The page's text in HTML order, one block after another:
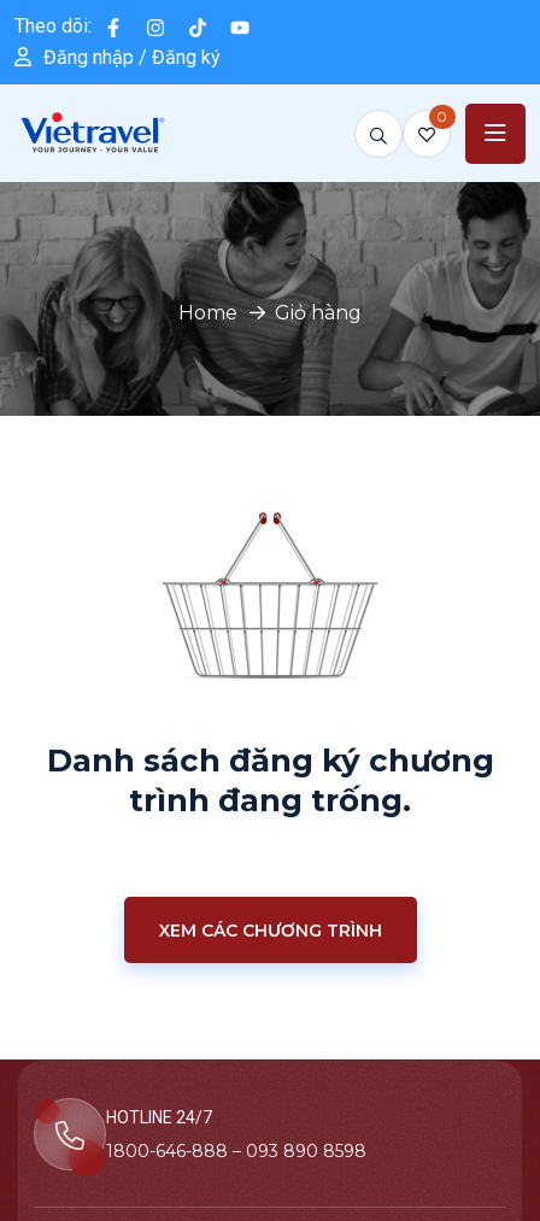
Theo dõi:
Đăng nhập / Đăng ký
0
Home Giỏ hàng
Danh sách đăng ký chương
trình đang trống.
XEM CÁC CHƯƠNG TRÌNH
HOTLINE 24/7
1800-646-888 – 093 890 8598